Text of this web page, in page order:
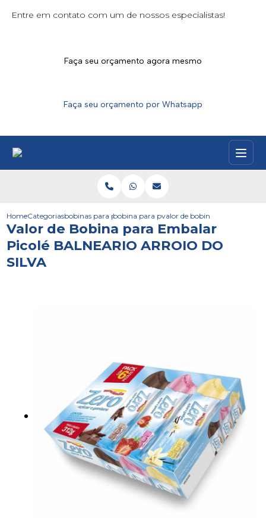
Entre em contato com um de nossos especialistas!
Faça seu orçamento agora mesmo
Faça seu orçamento por Whatsapp
HomeCategoriasbobinas para picolesbobina para picole paranavalor de bobina para embalar
Valor de Bobina para Embalar
Picolé BALNEARIO ARROIO DO
SILVA